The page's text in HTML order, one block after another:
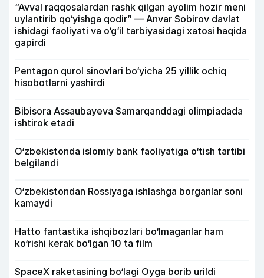
“Avval raqqosalardan rashk qilgan ayolim hozir meni
uylantirib qo‘yishga qodir” — Anvar Sobirov davlat
ishidagi faoliyati va o‘g‘il tarbiyasidagi xatosi haqida
gapirdi
Pentagon qurol sinovlari bo‘yicha 25 yillik ochiq
hisobotlarni yashirdi
Bibisora Assaubayeva Samarqanddagi olimpiadada
ishtirok etadi
O‘zbekistonda islomiy bank faoliyatiga o‘tish tartibi
belgilandi
O‘zbekistondan Rossiyaga ishlashga borganlar soni
kamaydi
Hatto fantastika ishqibozlari bo‘lmaganlar ham
ko‘rishi kerak bo‘lgan 10 ta film
SpaceX raketasining bo‘lagi Oyga borib urildi